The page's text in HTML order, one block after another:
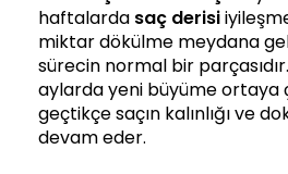
haftalarda saç derisi
miktar dökülme meydana
sürecin normal bir
aylarda yeni büyüme ortaya
geçtikçe saçın kalınlığı ve
devam eder.